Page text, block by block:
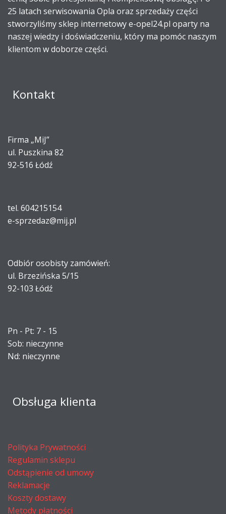
25 latach serwisowania Opla oraz sprzedaży części
stworzyliśmy sklep internetowy e-opel24.pl oparty na
naszej wiedzy i doświadczeniu, który ma pomóc naszym
klientom w doborze części.
Kontakt
Firma „MiJ”
ul. Puszkina 82
92-516 Łódź
tel. 604215154
e-sprzedaz@mij.pl
Odbiór osobisty zamówień:
ul. Brzezińska 5/15
92-103 Łódź
Pn - Pt: 7 - 15
Sob: nieczynne
Nd: nieczynne
Obsługa klienta
Polityka Prywatności
Regulamin sklepu
Odstąpienie od umowy
Reklamacje
Koszty dostawy
Metody płatności